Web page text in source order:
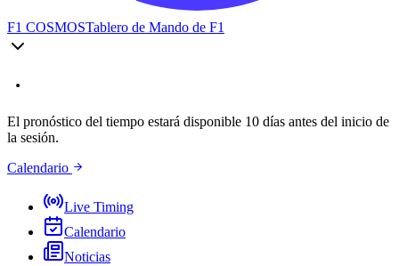
F1 COSMOSTablero de Mando de F1
El pronóstico del tiempo estará disponible 10 días antes del inicio de
la sesión.
Calendario
Live Timing
Calendario
Noticias